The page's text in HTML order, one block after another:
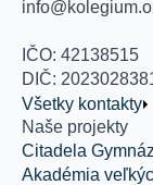
IČO: 42138515
DIČ:
Všetky kontakty
Naše projekty
Citadela
Akadémia